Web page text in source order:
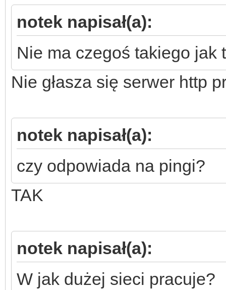
notek napisał(a):
Nie ma czegoś takiego jak
Nie głasza się serwer http
notek napisał(a):
czy odpowiada na pingi?
TAK
notek napisał(a):
W jak dużej sieci pracuje?